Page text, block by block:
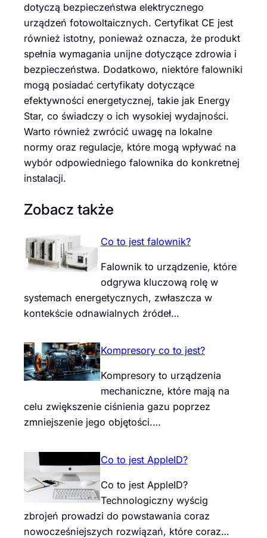
dotyczą bezpieczeństwa elektrycznego
urządzeń fotowoltaicznych. Certyfikat CE jest
również istotny, ponieważ oznacza, że produkt
spełnia wymagania unijne dotyczące zdrowia i
bezpieczeństwa. Dodatkowo, niektóre falowniki
mogą posiadać certyfikaty dotyczące
efektywności energetycznej, takie jak Energy
Star, co świadczy o ich wysokiej wydajności.
Warto również zwrócić uwagę na lokalne
normy oraz regulacje, które mogą wpływać na
wybór odpowiedniego falownika do konkretnej
instalacji.
Zobacz także
Co to jest falownik?
Falownik to urządzenie, które
odgrywa kluczową rolę w
systemach energetycznych, zwłaszcza w
kontekście odnawialnych źródeł…
Kompresory co to jest?
Kompresory to urządzenia
mechaniczne, które mają na
celu zwiększenie ciśnienia gazu poprzez
zmniejszenie jego objętości.…
Co to jest AppleID?
Co to jest AppleID?
Technologiczny wyścig
zbrojeń prowadzi do powstawania coraz
nowocześniejszych rozwiązań, które coraz…